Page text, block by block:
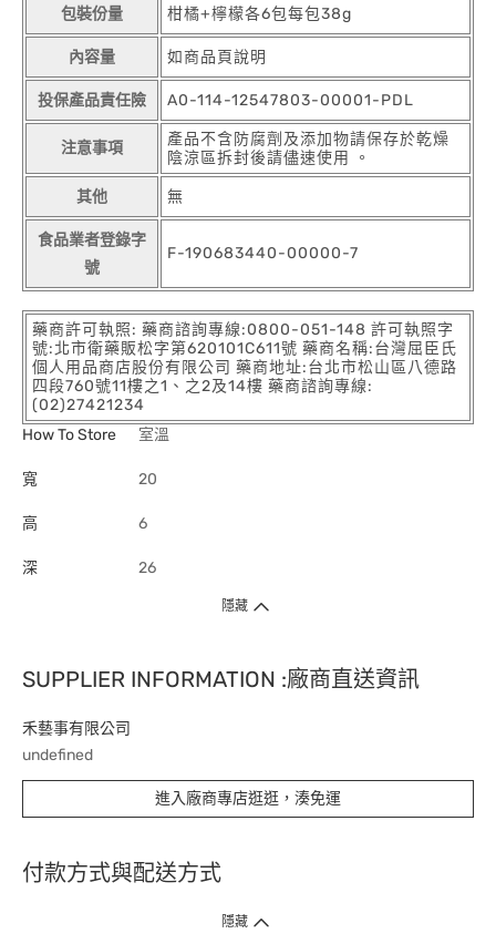
包裝份量 柑橘+檸檬各6包每包38g
內容量 如商品頁說明
投保產品責任險 A0-114-12547803-00001-PDL
注意事項
產品不含防腐劑及添加物請保存於乾燥
陰涼區拆封後請儘速使用 。
其他 無
食品業者登錄字
號
F-190683440-00000-7
藥商許可執照: 藥商諮詢專線:0800-051-148 許可執照字
號:北市衛藥販松字第620101C611號 藥商名稱:台灣屈臣氏
個人用品商店股份有限公司 藥商地址:台北市松山區八德路
四段760號11樓之1、之2及14樓 藥商諮詢專線:
(02)27421234
How To Store
室溫
寬 20
高 6
深 26
隱藏
SUPPLIER INFORMATION :廠商直送資訊
禾藝事有限公司
undefined
進入廠商專店逛逛，湊免運
付款方式與配送方式
隱藏